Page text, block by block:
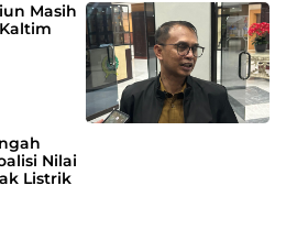
Masih
Nilai
Listrik